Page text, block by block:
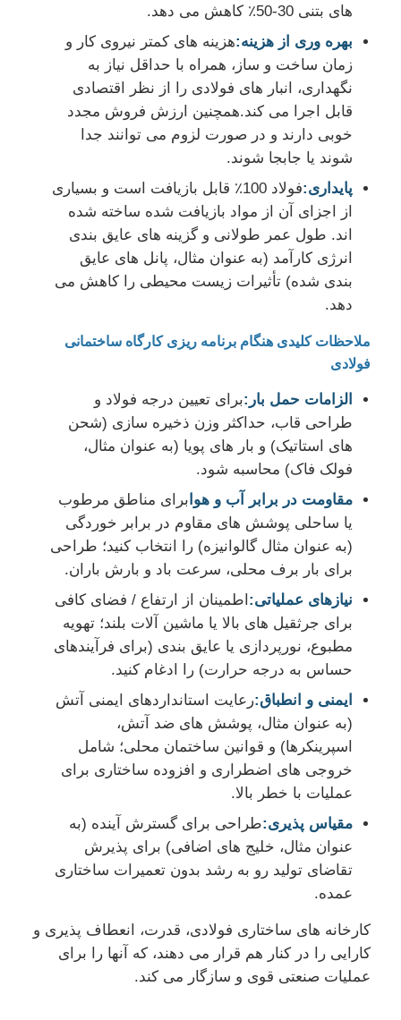
گاراژ فولادی
های بتنی 30-50٪ کاهش می دهد.
بهره وری از هزینه:هزینه های کمتر نیروی کار و
زمان ساخت و ساز، همراه با حداقل نیاز به
نگهداری، انبار های فولادی را از نظر اقتصادی
قابل اجرا می کند.همچنین ارزش فروش مجدد
خوبی دارند و در صورت لزوم می توانند جدا
شوند یا جابجا شوند.
پایداری:
فولاد 100٪ قابل بازیافت است و بسیاری
از اجزای آن از مواد بازیافت شده ساخته شده
اند. طول عمر طولانی و گزینه های عایق بندی
انرژی کارآمد (به عنوان مثال، پانل های عایق
بندی شده) تأثیرات زیست محیطی را کاهش می
دهد.
ملاحظات کلیدی هنگام برنامه ریزی کارگاه ساختمانی
فولادی
الزامات حمل بار:برای تعیین درجه فولاد و
طراحی قاب، حداکثر وزن ذخیره سازی (شحن
های استاتیک) و بار های پویا (به عنوان مثال،
فولک فاک) محاسبه شود.
مقاومت در برابر آب و هوا برای مناطق مرطوب
یا ساحلی پوشش های مقاوم در برابر خوردگی
(به عنوان مثال گالوانیزه) را انتخاب کنید؛ طراحی
برای بار برف محلی، سرعت باد و بارش باران.
نیازهای عملیاتی: اطمینان از ارتفاع / فضای کافی
برای جرثقیل های بالا یا ماشین آلات بلند؛ تهویه
مطبوع، نورپردازی یا عایق بندی (برای فرآیندهای
حساس به درجه حرارت) را ادغام کنید.
ایمنی و انطباق:رعایت استانداردهای ایمنی آتش
(به عنوان مثال، پوشش های ضد آتش،
اسپرینکرها) و قوانین ساختمان محلی؛ شامل
خروجی های اضطراری و افزوده ساختاری برای
عملیات با خطر بالا.
مقیاس پذیری:طراحی برای گسترش آینده (به
عنوان مثال، خلیج های اضافی) برای پذیرش
تقاضای تولید رو به رشد بدون تعمیرات ساختاری
عمده.
کارخانه های ساختاری فولادی، قدرت، انعطاف پذیری و
کارایی را در کنار هم قرار می دهند، که آنها را برای
عملیات صنعتی قوی و سازگار می کند.